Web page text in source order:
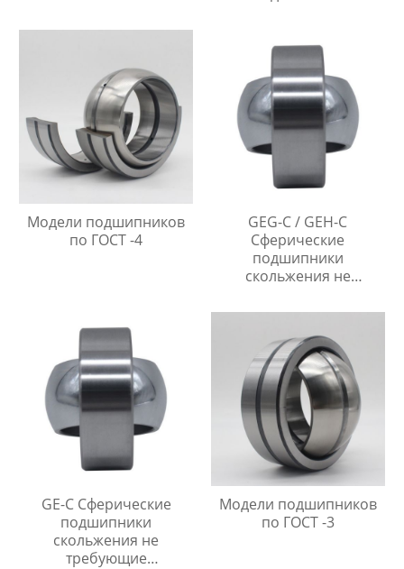
Модели подшипников
по ГОСТ -4
GEG-C / GEH-C
Сферические
подшипники
скольжения не
технического
GE-C Сферические
подшипники
скольжения не
требующие
Модели подшипников
по ГОСТ -3